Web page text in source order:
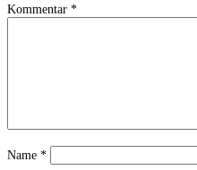
Kommentar *
Name *